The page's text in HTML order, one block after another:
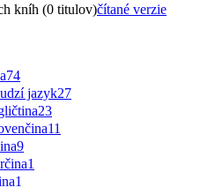
kníh (0 titulov)čítané verzie
74
jazyk27
23
11
9
1
1